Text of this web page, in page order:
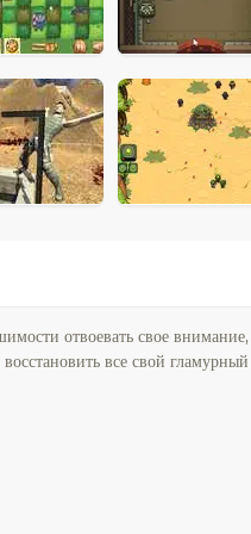
отвоевать свое
все свой